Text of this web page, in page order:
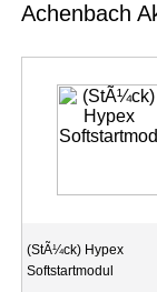
Achenbach
(StÃ¼ck) Hypex
Softstartmodul